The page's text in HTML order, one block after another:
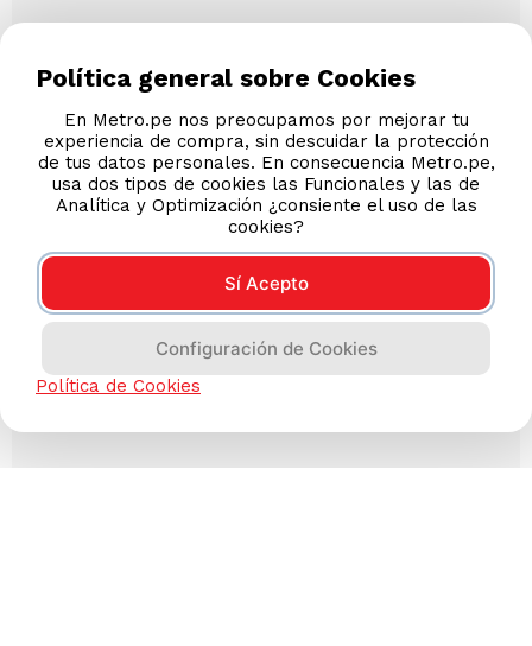
Política general sobre Cookies
En Metro.pe nos preocupamos por mejorar tu
experiencia de compra, sin descuidar la protección
de tus datos personales. En consecuencia Metro.pe,
usa dos tipos de cookies las Funcionales y las de
Analítica y Optimización ¿consiente el uso de las
cookies?
Sí Acepto
Configuración de Cookies
Política de Cookies